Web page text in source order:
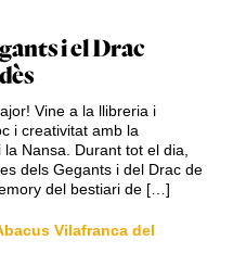
i el Drac
Vine a la llibreria i
i creativitat amb la
Nansa. Durant tot el dia,
dels Gegants i del Drac de
del bestiari de […]
Vilafranca del